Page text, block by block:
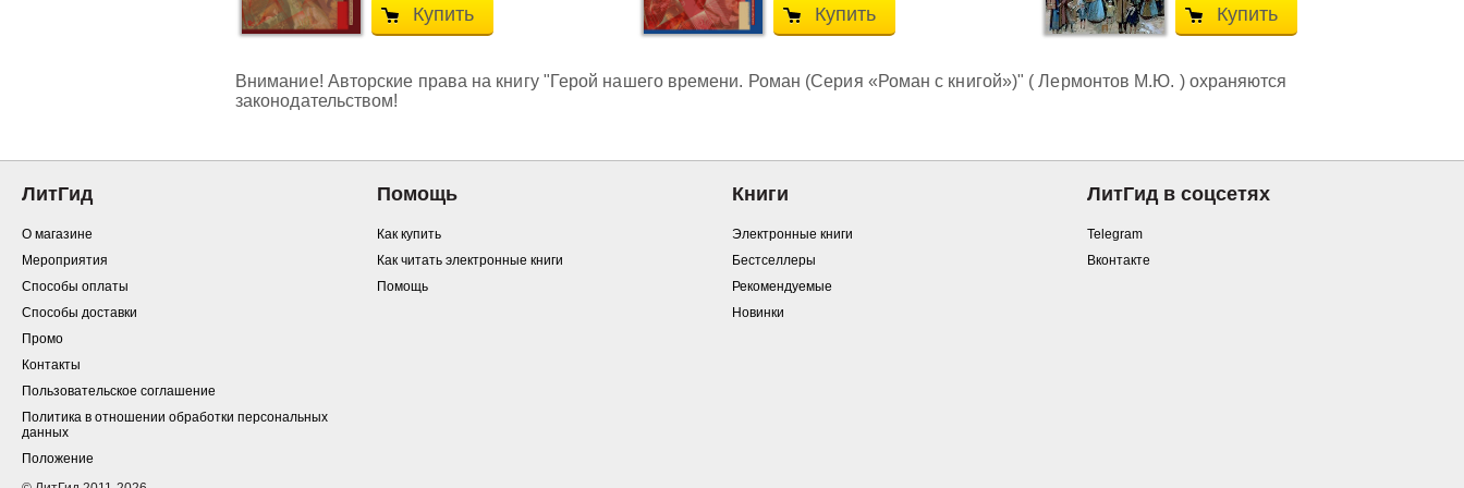
Купить Купить Купить
Внимание! Авторские права на книгу "Герой нашего времени. Роман (Серия «Роман с книгой»)" ( Лермонтов М.Ю. ) охраняются
законодательством!
ЛитГид
О магазине
Мероприятия
Способы оплаты
Способы доставки
Промо
Контакты
Пользовательское соглашение
Политика в отношении обработки персональных
данных
Положение
Помощь
Как купить
Как читать электронные книги
Помощь
Книги
Электронные книги
Бестселлеры
Рекомендуемые
Новинки
ЛитГид в соцсетях
Telegram
Вконтакте